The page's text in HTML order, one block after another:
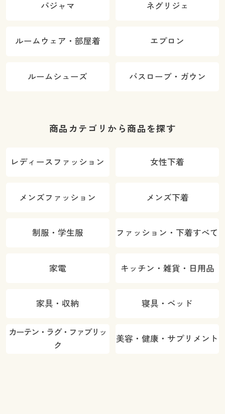
パジャマ ネグリジェ
ルームウェア・部屋着 エプロン
ルームシューズ バスローブ・ガウン
商品カテゴリから商品を探す
レディースファッション 女性下着
メンズファッション メンズ下着
制服・学生服 ファッション・下着すべて
家電 キッチン・雑貨・日用品
家具・収納 寝具・ベッド
カーテン・ラグ・ファブリッ
ク
美容・健康・サプリメント